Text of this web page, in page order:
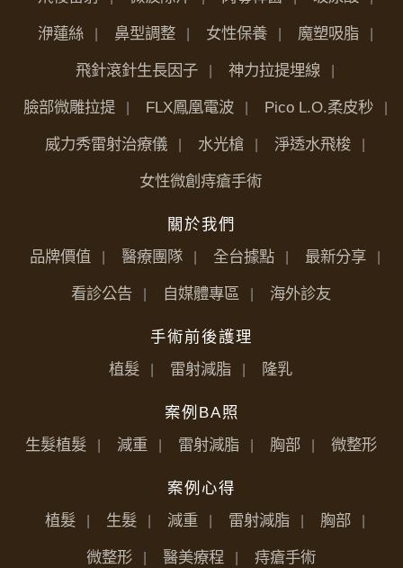
洢蓮絲 鼻型調整 女性保養 魔塑吸脂
飛針滾針生長因子 神力拉提埋線
臉部微雕拉提 FLX鳳凰電波 Pico L.O.柔皮秒
威力秀雷射治療儀 水光槍 淨透水飛梭
女性微創痔瘡手術
關於我們
品牌價值
醫療團隊 全台據點 最新分享
看診公告 自媒體專區 海外診友
手術前後護理
植髮
雷射減脂 隆乳
案例BA照
生髮植髮
減重 雷射減脂 胸部 微整形
案例心得
植髮
生髮 減重 雷射減脂 胸部
微整形 醫美療程 痔瘡手術